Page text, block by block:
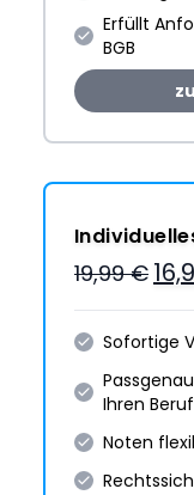
Erfüllt
BGB
19,99 €
Sofortige
Ihren Beruf
Noten